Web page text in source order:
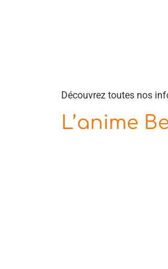
Découvrez toutes nos
L’anime